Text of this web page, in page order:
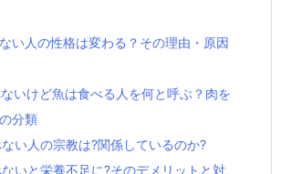
い人の性格は変わる？その理由・原因
いけど魚は食べる人を何と呼ぶ？肉を
分類
い人の宗教は?関係しているのか?
いと栄養不足に?そのデメリットと対